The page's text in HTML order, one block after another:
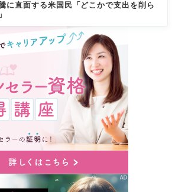
に直面する米国民「どこかで支出を削ら